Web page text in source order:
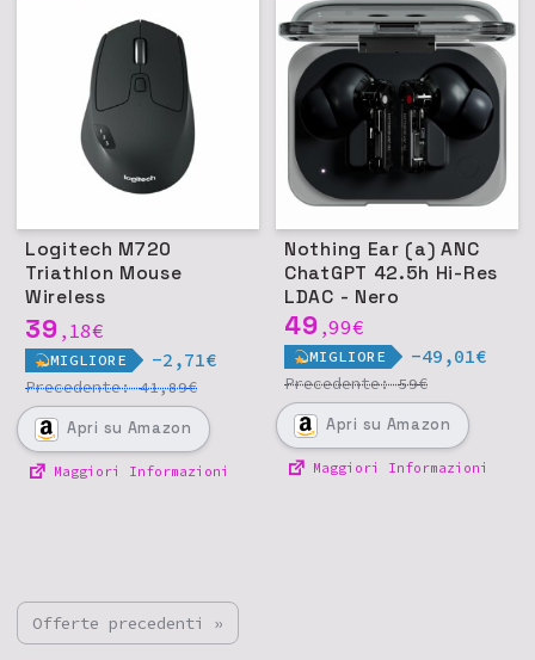
Logitech M720
Triathlon Mouse
Wireless
Multidispositivo,
Bluetooth/USB, 1000
DPI
39 , 18€
MIGLIORE -2,71€
Precedente:41,89€
Apri su Amazon
Maggiori Informazioni
Nothing Ear (a) ANC
ChatGPT 42.5h Hi-Res
LDAC - Nero
49 ,99€
MIGLIORE -49,01€
Precedente:59€
Apri su Amazon
Maggiori Informazioni
Offerte precedenti »